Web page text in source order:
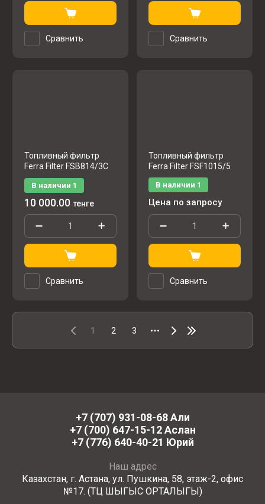
Сравнить Сравнить
Топливный фильтр
Ferra Filter FSB814/3C
В наличии 1
10 000.00 тенге
Сравнить
Топливный фильтр
Ferra Filter FSF1015/5
В наличии 1
Цена по запросу
Сравнить
1 2 3
+7 (707) 931-08-68 Али
+7 (700) 647-15-12 Аслан
+7 (776) 640-40-21 Юрий
Наш адрес
Казахстан, г. Астана, ул. Пушкина, 58, этаж-2, офис
№17. (ТЦ ШЫГЫС ОРТАЛЫГЫ)